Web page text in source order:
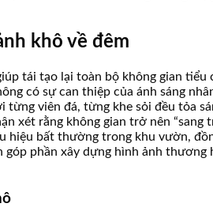
khô về đêm
tái tạo lại toàn bộ không gian
có sự can thiệp của ánh sáng
viên đá, từng khe sỏi đều tỏa
xét rằng không gian trở nên
hiệu bất thường trong khu vườn,
góp phần xây dựng hình ảnh thương